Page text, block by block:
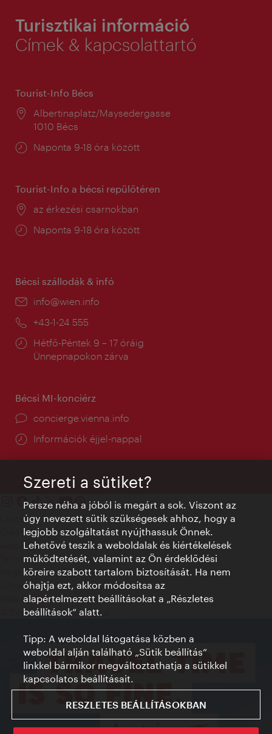
Turisztikai információ
Címek & kapcsolattartó
Tourist-Info Bécs
Helyszín:
Albertinaplatz/Maysedergasse
1010 Bécs
Nyitva
Naponta 9-18 óra között
Tourist-Info a bécsi repülőtéren
Helyszín:
az érkezési csarnokban
Nyitva
Naponta 9-18 óra között
Bécsi szállodák & infó
E-
info@wien.info
Telefon:
+43-1-24 555
Nyitva
tartás:
Hétfő-Péntek 9 – 17 óráig
Ünnepnapokon zárva
Bécsi MI-konciérz
concierge.vienna.info
Információk éjjel-nappal
Kapcsolat
Credits
Adatvédelmi nyilatkozat
Terms of Use
Megközelíthetőség
Sajtókapcsolat
Sütik beállítása
© Copyright WienTourismus
Szereti a sütiket?
Persze néha a jóból is megárt a sok. Viszont az
úgy nevezett sütik szükségesek ahhoz, hogy a
legjobb szolgáltatást nyújthassuk Önnek.
Lehetővé teszik a weboldalak és kiértékelések
működtetését, valamint az Ön érdeklődési
köreire szabott tartalom biztosítását. Ha nem
óhajtja ezt, akkor módosítsa az
alapértelmezett beállításokat a „Részletes
beállítások“ alatt.
Tipp: A weboldal látogatása közben a
weboldal alján található „Sütik beállítás”
linkkel bármikor megváltoztathatja a sütikkel
kapcsolatos beállításait.
RESZLETES BEÁLLÍTÁSOKBAN